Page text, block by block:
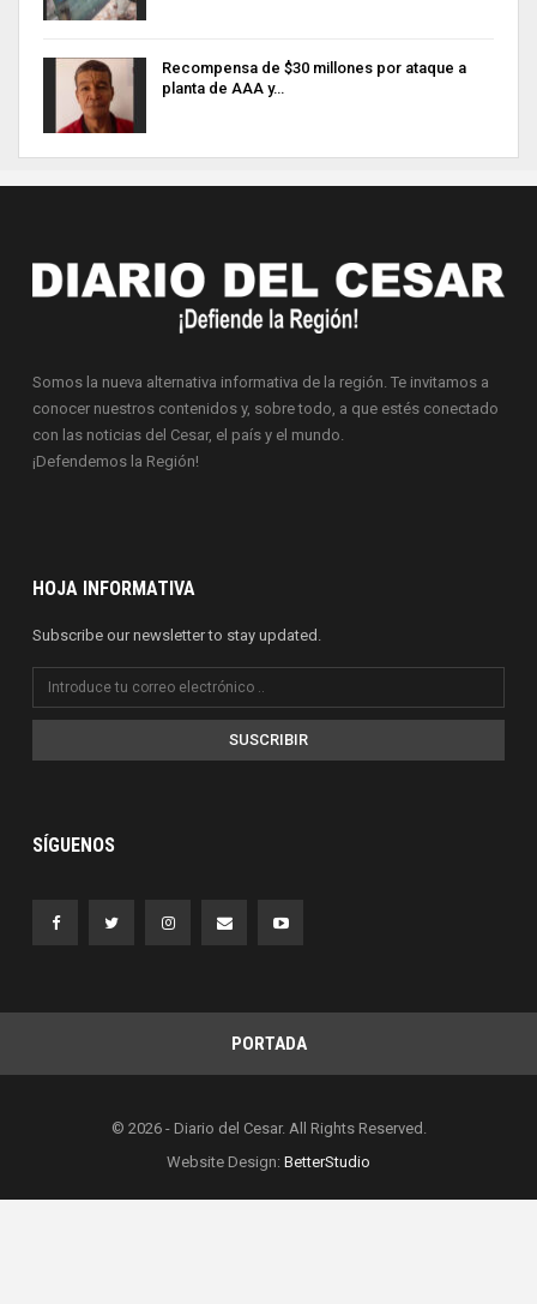
Recompensa de $30 millones por ataque a
planta de AAA y…
Somos la nueva alternativa informativa de la región. Te invitamos a
conocer nuestros contenidos y, sobre todo, a que estés conectado
con las noticias del Cesar, el país y el mundo.
¡Defendemos la Región!
HOJA INFORMATIVA
Subscribe our newsletter to stay updated.
SUSCRIBIR
SÍGUENOS
PORTADA
© 2026 - Diario del Cesar. All Rights Reserved.
Website Design: BetterStudio